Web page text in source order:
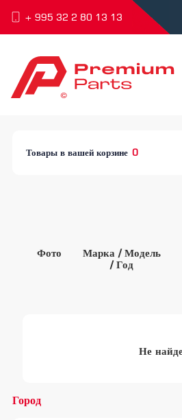
+ 995 32 2 80 13 13
Товары в вашей корзине 0
Фото
Марка / Модель
/ Год
Не
Город